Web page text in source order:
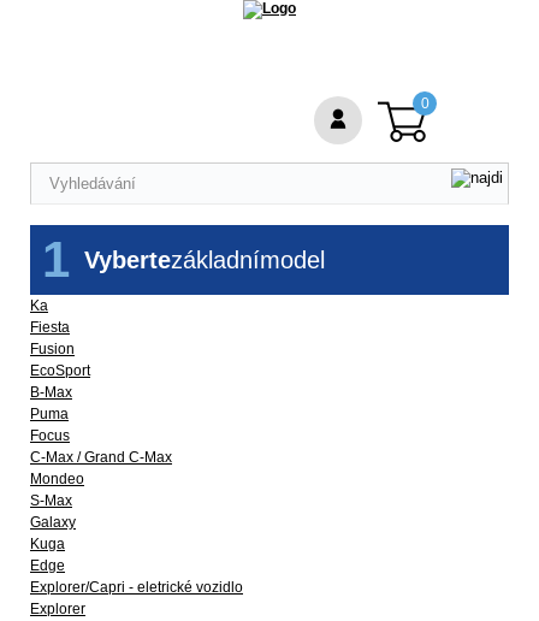
Vybertezákladnímodel
1
Ka
Fiesta
Fusion
EcoSport
B-Max
Puma
Focus
C-Max / Grand C-Max
Mondeo
S-Max
Galaxy
Kuga
Edge
Explorer/Capri - eletrické vozidlo
Explorer
0